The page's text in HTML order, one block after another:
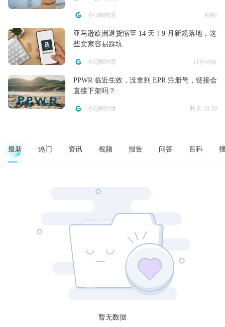
小Q聊跨境 刚刚
亚马逊欧洲退货缩至 14 天！9 月新规落地，这
些卖家容易踩坑
小Q聊跨境 11分钟前
PPWR 临近生效，没拿到 EPR 注册号，链接会
直接下架吗？
小Q聊跨境 昨天 10:50
最新 热门 资讯 视频 报告 问答 百科
暂无数据